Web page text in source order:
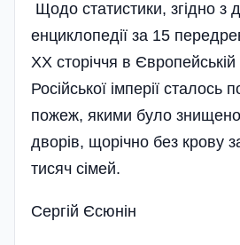
Щодо статистики, згідно з
енциклопедії за 15
ХХ сторіччя в Європейській
Російської імперії сталось
пожеж, якими було
дворів, щорічно без крову
тисяч сімей.
Сергій Єсюнін